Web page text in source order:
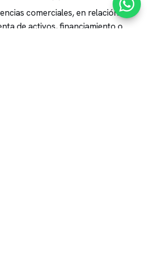
comerciales, en relación con
de activos, financiamiento o